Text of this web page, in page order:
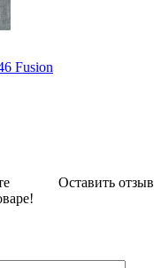
Fusion
Оставить отзыв